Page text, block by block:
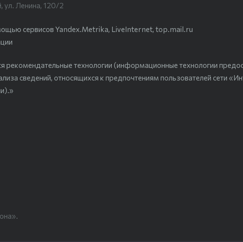
ул. Ленина, 120/2
сервисов Yandex.Metrika, LiveInternet, top.mail.ru
технологии (информационные технологии
сведений, относящихся к предпочтениям пользователей сети